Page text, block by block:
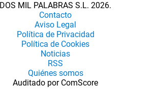
DOS MIL PALABRAS S.L. 2026.
Contacto
Aviso Legal
Política de Privacidad
Política de Cookies
Noticias
RSS
Quiénes somos
Auditado por ComScore